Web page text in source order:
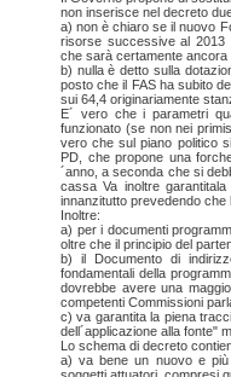
non inserisce nel decreto
a) non è chiaro se il nuovo
risorse successive al 2013
che sarà certamente ancora
b) nulla è detto sulla
posto che il FAS ha subito
sui 64,4 originariamente
E´ vero che i parametri
funzionato (se non nei
vero che sul piano politico
PD, che propone una
´anno, a seconda che si
cassa Va inoltre
innanzitutto prevedendo
Inoltre:
a) per i documenti
oltre che il principio del
b) il Documento di
fondamentali della
dovrebbe avere una
competenti Commissioni
c) va garantita la piena
dell´applicazione alla fonte"
Lo schema di decreto
a) va bene un nuovo e